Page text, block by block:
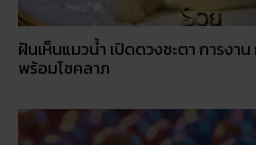
ฝันเห็นแมวน้ำ เปิดดวงชะตา การงาน
พร้อมโชคลาภ